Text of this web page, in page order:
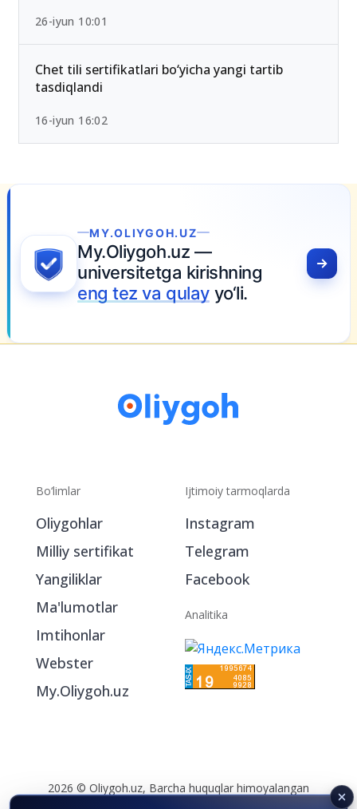
26-iyun 10:01
Chet tili sertifikatlari bo‘yicha yangi tartib
tasdiqlandi
16-iyun 16:02
—
kirishning
va qulayyo‘li.
Bo‘limlar
Oliygohlar
Imtihonlar
Ijtimoiy tarmoqlarda
Telegram
Facebook
Analitika